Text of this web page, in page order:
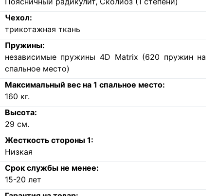
Чехол:
трикотажная ткань
Пружины:
независимые пружины 4D Matrix (620 пружин на
спальное место)
Максимальный вес на 1 спальное место:
160 кг.
Высота:
29 см.
Жесткость стороны 1:
Низкая
Срок службы не менее:
15-20 лет